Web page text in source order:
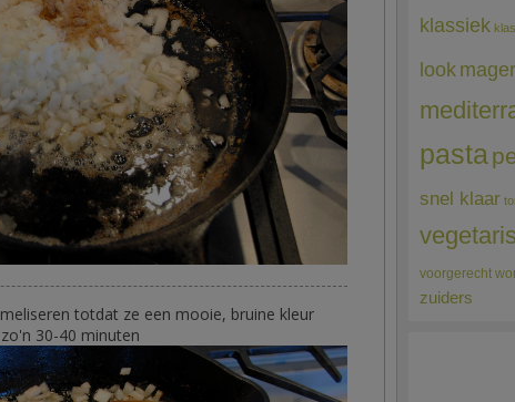
totdat ze een mooie, bruine kleur
30-40 minuten
klassiek
look mager
pasta
snel klaar
voorgerecht
zuiders